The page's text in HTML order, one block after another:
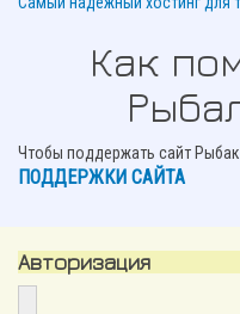
Как
Чтобы поддержать сайт
ПОДДЕРЖКИ САЙТА
Авторизация